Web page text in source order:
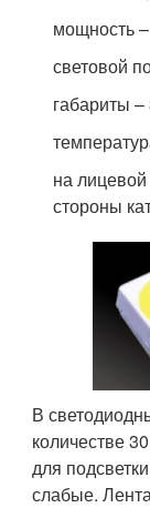
мощность
световой
габариты
на лицевой
стороны
В
количестве
для
слабые.